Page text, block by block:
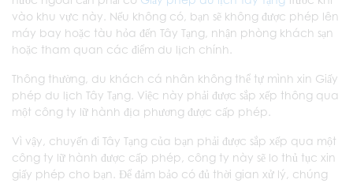
vào khu vực này. Nếu không có, bạn sẽ không được phép lên
máy bay hoặc tàu hỏa đến Tây Tạng, nhận phòng khách sạn
hoặc tham quan các điểm du lịch chính.
Thông thường, du khách cá nhân không thể tự mình xin Giấy
phép du lịch Tây Tạng. Việc này phải được sắp xếp thông qua
một công ty lữ hành địa phương được cấp phép.
Vì vậy, chuyến đi Tây Tạng của bạn phải được sắp xếp qua một
công ty lữ hành được cấp phép, công ty này sẽ lo thủ tục xin
giấy phép cho bạn. Để đảm bảo có đủ thời gian xử lý, chúng